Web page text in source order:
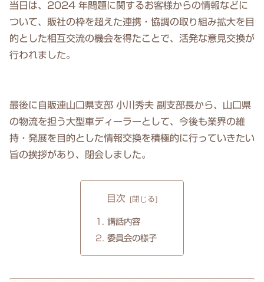
当日は、2024 年問題に関するお客様からの情報などに
ついて、販社の枠を超えた連携・協調の取り組み拡大を目
的とした相互交流の機会を得たことで、活発な意見交換が
行われました。
最後に自販連山口県支部 小川秀夫 副支部長から、山口県
の物流を担う大型車ディーラーとして、今後も業界の維
持・発展を目的とした情報交換を積極的に行っていきたい
旨の挨拶があり、閉会しました。
目次
講話内容
委員会の様子